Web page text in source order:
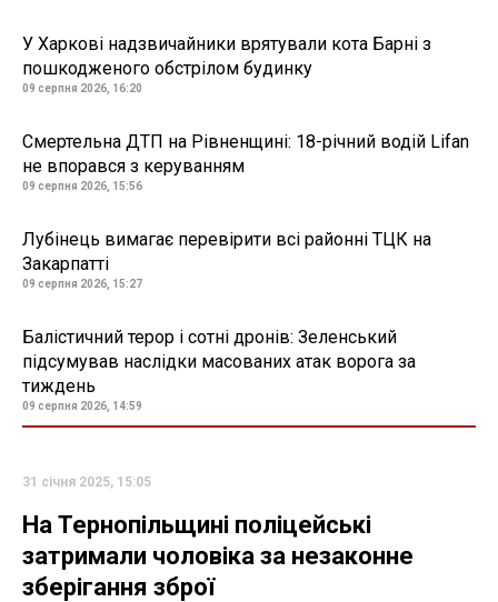
У Харкові надзвичайники врятували кота Барні з
пошкодженого обстрілом будинку
09 серпня 2026, 16:20
Смертельна ДТП на Рівненщині: 18-річний водій Lifan
не впорався з керуванням
09 серпня 2026, 15:56
Лубінець вимагає перевірити всі районні ТЦК на
Закарпатті
09 серпня 2026, 15:27
Балістичний терор і сотні дронів: Зеленський
підсумував наслідки масованих атак ворога за
тиждень
09 серпня 2026, 14:59
31 січня 2025, 15:05
На Тернопільщині поліцейські
затримали чоловіка за незаконне
зберігання зброї